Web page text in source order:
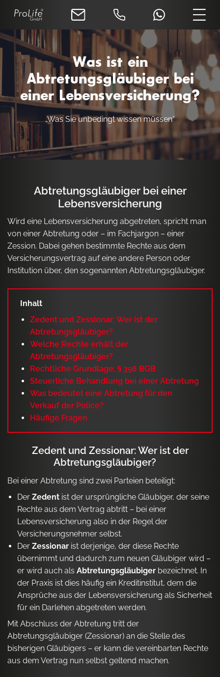
Was ist ein
Abtretungsgläubiger bei
einer Lebensversicherung?
„Was Sie unbedingt wissen müssen“
Abtretungsgläubiger bei einer
Lebensversicherung
Wird eine Lebensversicherung abgetreten, spricht man
von einer Abtretung oder – im Fachjargon – einer
Zession. Dabei gehen bestimmte Rechte aus dem
Versicherungsvertrag auf eine andere Person oder
Institution über, den sogenannten Abtretungsgläubiger.
Inhalt
Zedent und Zessionar: Wer ist der
Abtretungsgläubiger?
Welche Rechte erhält der
Abtretungsgläubiger?
Rechtliche Grundlage: § 398 BGB
Steuerliche Behandlung bei einer Abtretung
Was bedeutet eine Abtretung für den
Verkauf der Police?
Häufige Fragen
Zedent und Zessionar: Wer ist der
Abtretungsgläubiger?
Bei einer Abtretung sind zwei Parteien beteiligt:
Der Zedent ist der ursprüngliche Gläubiger, der seine
Rechte aus dem Vertrag abtritt – bei einer
Lebensversicherung also in der Regel der
Versicherungsnehmer selbst.
Der Zessionar ist derjenige, der diese Rechte
übernimmt und dadurch zum neuen Gläubiger wird –
er wird auch als Abtretungsgläubiger bezeichnet. In
der Praxis ist dies häufig ein Kreditinstitut, dem die
Ansprüche aus der Lebensversicherung als Sicherheit
für ein Darlehen abgetreten werden.
Mit Abschluss der Abtretung tritt der
Abtretungsgläubiger (Zessionar) an die Stelle des
bisherigen Gläubigers – er kann die vereinbarten Rechte
aus dem Vertrag nun selbst geltend machen.